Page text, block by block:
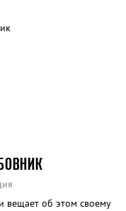
вещает об этом своему